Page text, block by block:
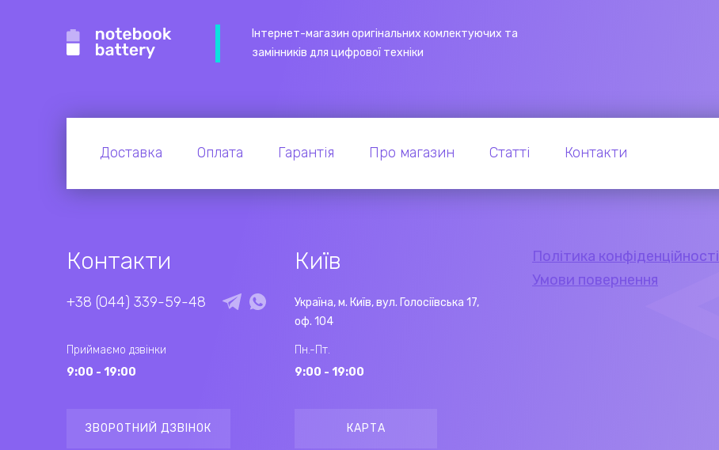
Інтернет-магазин оригінальних комлектуючих та
замінників для цифрової техніки
Доставка Оплата Гарантія Про магазин Статті Контакти
Контакти
+38 (044) 339-59-48
Приймаємо дзвінки
9:00 - 19:00
ЗВОРОТНИЙ ДЗВІНОК
Київ
Україна, м. Київ, вул. Голосіївська 17,
оф. 104
Пн.-Пт.
9:00 - 19:00
КАРТА
Політика конфіденційності
Умови повернення